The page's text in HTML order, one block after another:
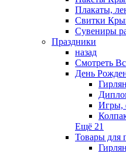
Плакаты,
Свитки
Сувениры
Праздники
назад
Смотреть
День
Игры,
Ещё 21
Товары для